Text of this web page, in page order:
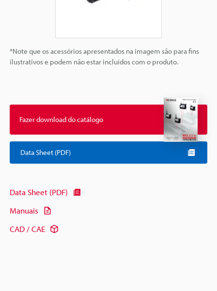
*Note que os acessórios apresentados na imagem são para fins
ilustrativos e podem não estar incluídos com o produto.
Fazer download do catálogo
Data Sheet (PDF)
Data Sheet (PDF)
Manuais
CAD / CAE